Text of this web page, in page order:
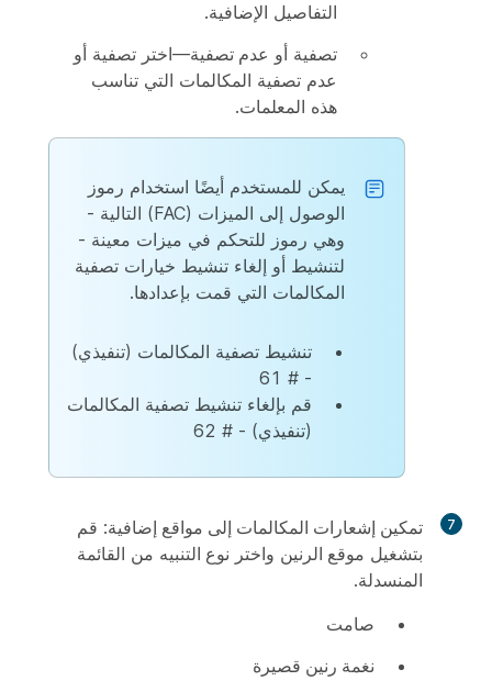
التفاصيل الإضافية.
تصفية أو عدم تصفية—اختر تصفية أو
عدم تصفية المكالمات التي تناسب
هذه المعلمات.
يمكن للمستخدم أيضًا استخدام رموز
الوصول إلى الميزات (FAC) التالية -
وهي رموز للتحكم في ميزات معينة -
لتنشيط أو إلغاء تنشيط خيارات تصفية
المكالمات التي قمت بإعدادها.
تنشيط تصفية المكالمات (تنفيذي)
- # 61
قم بإلغاء تنشيط تصفية المكالمات
(تنفيذي) - # 62
7 تمكين إشعارات المكالمات إلى مواقع إضافية: قم
بتشغيل موقع الرنين واختر نوع التنبيه من القائمة
المنسدلة.
صامت
نغمة رنين قصيرة